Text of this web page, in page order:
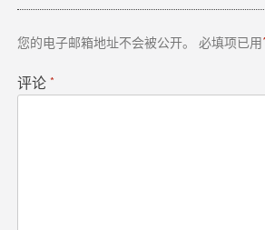
导
您的电子邮箱地址不会被公开。 必填项已用*
评论 *